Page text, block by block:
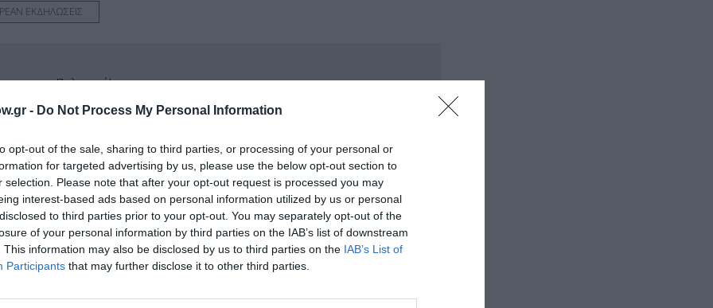
- Do Not Process My Personal Information
opt-out of the sale, sharing to third parties, or processing of your personal or
for targeted advertising by us, please use the below opt-out section to
selection. Please note that after your opt-out request is processed you may
interest-based ads based on personal information utilized by us or personal
to third parties prior to your opt-out. You may separately opt-out of the
of your personal information by third parties on the IAB’s list of downstream
This information may also be disclosed by us to third parties on the IAB’s List of
Participants that may further disclose it to other third parties.
ΕΚΔΗΛΩΣΕΙΣ
και τον Πολιτισμό!
το Culturenow.gr
Άρθρα